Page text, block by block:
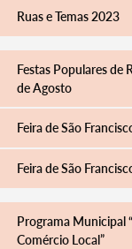
Ruas e Temas 2023
Festas Populares de
de Agosto
Feira de São
Feira de São
Programa Municipal
Comércio Local”